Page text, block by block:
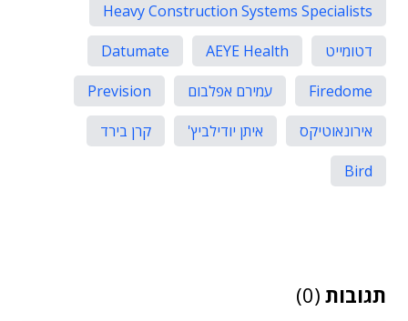
Heavy Construction Systems Specialists
דטומייט
AEYE Health
Datumate
Firedome
עמירם אפלבום
Prevision
אירונאוטיקס
איתן יודילביץ'
קרן בירד
Bird
תגובות (0)